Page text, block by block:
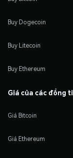
Buy Dogecoin
Buy Litecoin
Buy Ethereum
Giá của các đồng
Giá Bitcoin
Giá Ethereum